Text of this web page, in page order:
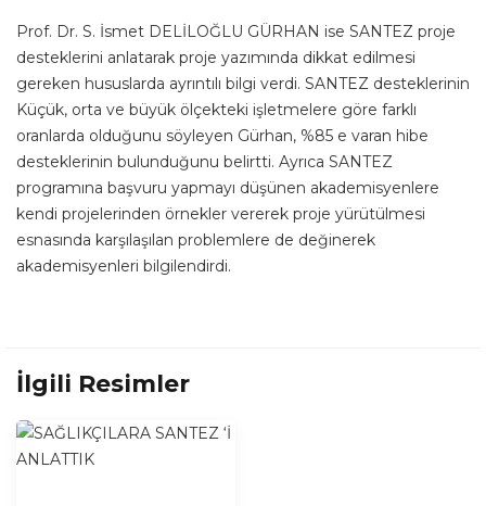
Prof. Dr. S. İsmet DELİLOĞLU GÜRHAN ise SANTEZ proje
desteklerini anlatarak proje yazımında dikkat edilmesi
gereken hususlarda ayrıntılı bilgi verdi. SANTEZ desteklerinin
Küçük, orta ve büyük ölçekteki işletmelere göre farklı
oranlarda olduğunu söyleyen Gürhan, %85 e varan hibe
desteklerinin bulunduğunu belirtti. Ayrıca SANTEZ
programına başvuru yapmayı düşünen akademisyenlere
kendi projelerinden örnekler vererek proje yürütülmesi
esnasında karşılaşılan problemlere de değinerek
akademisyenleri bilgilendirdi.
İlgili Resimler